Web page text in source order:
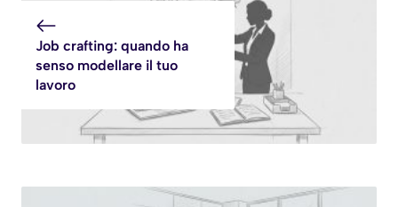
Job crafting: quando ha
senso modellare il tuo
lavoro